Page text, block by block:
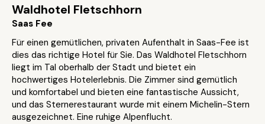
Waldhotel Fletschhorn
Saas Fee
Für einen gemütlichen, privaten Aufenthalt in Saas-Fee ist
dies das richtige Hotel für Sie. Das Waldhotel Fletschhorn
liegt im Tal oberhalb der Stadt und bietet ein
hochwertiges Hotelerlebnis. Die Zimmer sind gemütlich
und komfortabel und bieten eine fantastische Aussicht,
und das Sternerestaurant wurde mit einem Michelin-Stern
ausgezeichnet. Eine ruhige Alpenflucht.